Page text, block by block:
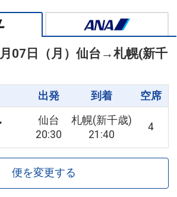
07日（月） 仙台 →札幌(新千
出発 到着 空席
仙台
20:30
札幌(新千歳)
21:40
4
便を変更する